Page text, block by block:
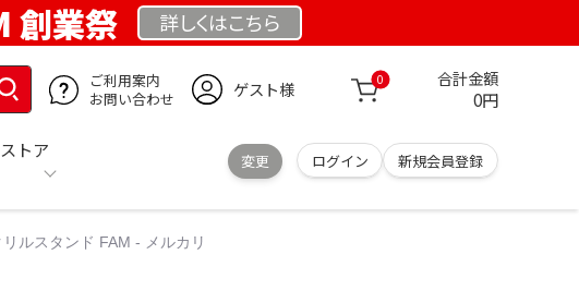
創業祭 詳しくはこちら
ご利用案内
お問い合わせ
ゲスト様 0 合計金額
0円
トア
変更 ログイン 新規会員登録
スタンド FAM - メルカリ